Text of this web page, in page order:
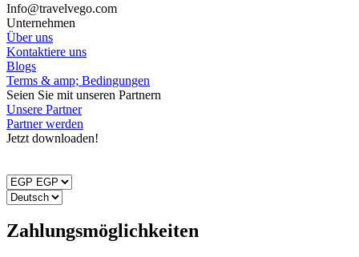
Info@travelvego.com
Unternehmen
Über uns
Kontaktiere uns
Blogs
Terms & amp; Bedingungen
Seien Sie mit unseren Partnern
Unsere Partner
Partner werden
Jetzt downloaden!
Zahlungsmöglichkeiten